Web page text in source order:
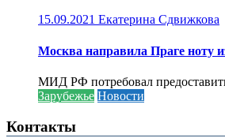
15.09.2021 Екатерина Сдвижкова
Москва направила Праге ноту
МИД РФ потребовал
Зарубежье Новости
Контакты